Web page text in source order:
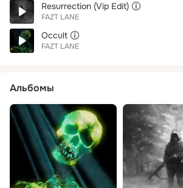
Resurrection (Vip Edit)
FAZT LANE
Occult
FAZT LANE
Альбомы